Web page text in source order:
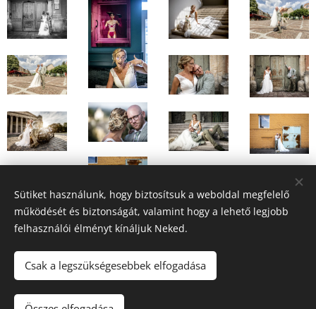
photosbyfodoremil@gmail.com
Sütiket használunk, hogy biztosítsuk a weboldal megfelelő
működését és biztonságát, valamint hogy a lehető legjobb
felhasználói élményt kínáljuk Neked.
Csak a legszükségesebbek elfogadása